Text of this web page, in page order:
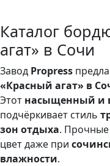
Каталог
агат» в Сочи
Завод Propress
«Красный агат» в
Этот насыщенный и
подчёркивает стиль
зон отдыха. Прочные
цвет даже при
влажности.